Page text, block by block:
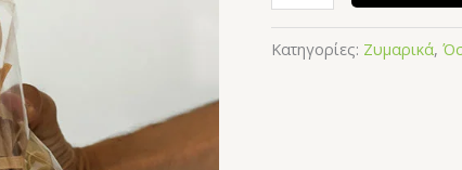
Κατηγορίες: Ζυμαρικά,